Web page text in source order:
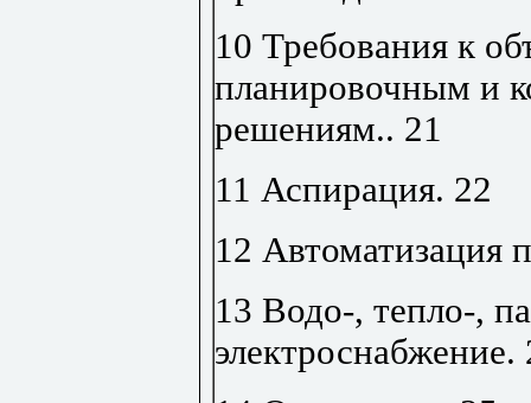
10 Требования к
планировочным и
решениям.. 21
11 Аспирация. 22
12 Автоматизация
13 Водо-, тепло-,
электроснабжение.